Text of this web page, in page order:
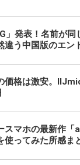
」発表！名前が
違う中国版のエン
価格は激安。
スマホの最新作
使ってみた所感ま